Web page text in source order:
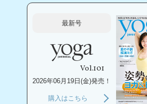
最新号
Vol.101
2026年06月19日(金)発売！
購入はこちら